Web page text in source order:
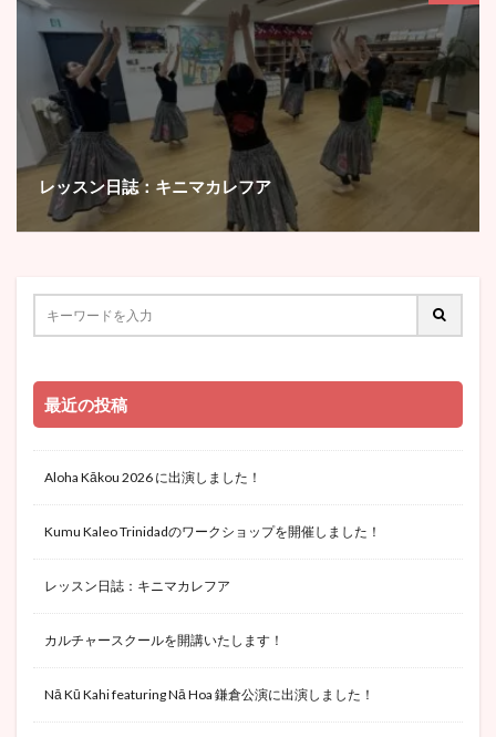
レッスン日誌：キニマカレフア
最近の投稿
Aloha Kākou 2026 に出演しました！
Kumu Kaleo Trinidadのワークショップを開催しました！
レッスン日誌：キニマカレフア
カルチャースクールを開講いたします！
Nā Kū Kahi featuring Nā Hoa 鎌倉公演に出演しました！